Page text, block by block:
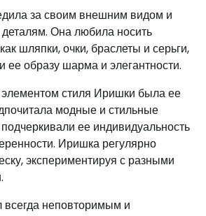
за своим внешним видом и
Она любила носить
шляпки, очки, браслеты и серьги,
ее образу шарма и элегантности.
стиля Иришки была ее
модные и стильные
ее индивидуальность
Иришка регулярно
экспериментируя с разными
неповторимым и